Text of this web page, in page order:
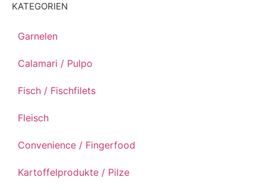
KATEGORIEN
Garnelen
Calamari / Pulpo
Fisch / Fischfilets
Fleisch
Convenience / Fingerfood
Kartoffelprodukte / Pilze